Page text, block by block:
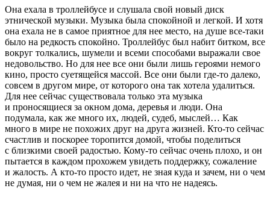
Она ехала в троллейбусе и слушала свой новый диск
этнической музыки. Музыка была спокойной и легкой. И хотя
она ехала не в самое приятное для нее место, на душе все-таки
было на редкость спокойно. Троллейбус был набит битком, все
вокруг толкались, шумели и всеми способами выражали свое
недовольство. Но для нее все они были лишь героями немого
кино, просто суетящейся массой. Все они были где-то далеко,
совсем в другом мире, от которого она так хотела удалиться.
Для нее сейчас существовала только эта музыка
и проносящиеся за окном дома, деревья и люди. Она
подумала, как же много их, людей, судеб, мыслей… Как
много в мире не похожих друг на друга жизней. Кто-то сейчас
счастлив и поскорее торопится домой, чтобы поделиться
с близкими своей радостью. Кому-то сейчас очень плохо, и он
пытается в каждом прохожем увидеть поддержку, сожаление
и жалость. А кто-то просто идет, не зная куда и зачем, ни о чем
не думая, ни о чем не жалея и ни на что не надеясь.